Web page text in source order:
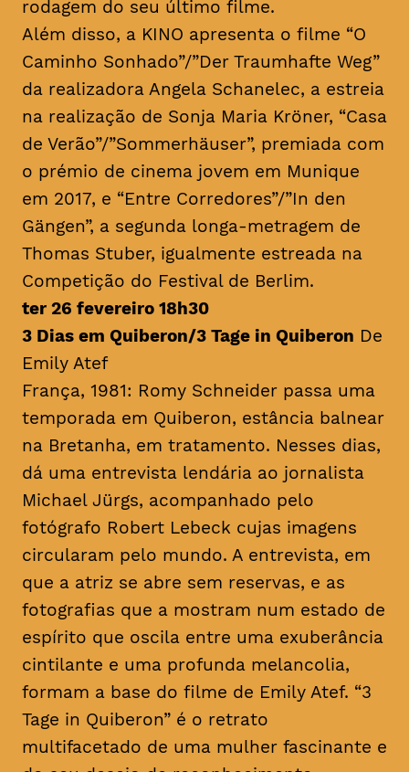
rodagem do seu último filme.
Além disso, a KINO apresenta o filme “O
Caminho Sonhado”/”Der Traumhafte Weg”
da realizadora Angela Schanelec, a estreia
na realização de Sonja Maria Kröner, “Casa
de Verão”/”Sommerhäuser”, premiada com
o prémio de cinema jovem em Munique
em 2017, e “Entre Corredores”/”In den
Gängen”, a segunda longa-metragem de
Thomas Stuber, igualmente estreada na
Competição do Festival de Berlim.
ter 26 fevereiro 18h30
3 Dias em Quiberon/3 Tage in Quiberon De
Emily Atef
França, 1981: Romy Schneider passa uma
temporada em Quiberon, estância balnear
na Bretanha, em tratamento. Nesses dias,
dá uma entrevista lendária ao jornalista
Michael Jürgs, acompanhado pelo
fotógrafo Robert Lebeck cujas imagens
circularam pelo mundo. A entrevista, em
que a atriz se abre sem reservas, e as
fotografias que a mostram num estado de
espírito que oscila entre uma exuberância
cintilante e uma profunda melancolia,
formam a base do filme de Emily Atef. “3
Tage in Quiberon” é o retrato
multifacetado de uma mulher fascinante e